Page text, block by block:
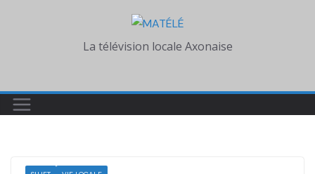
La télévision locale Axonaise